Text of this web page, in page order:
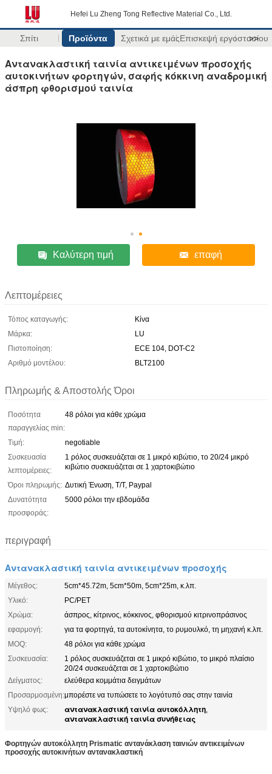
Hefei Lu Zheng Tong Reflective Material Co., Ltd.
Σπίτι Προϊόντα Σχετικά με εμάςΕπισκεψή εργοστασίου
>>
Αντανακλαστική ταινία αντικειμένων προσοχής
αυτοκινήτων φορτηγών, σαφής κόκκινη αναδρομική
άσπρη φθορισμού ταινία
Καλύτερη τιμή επαφή
Λεπτομέρειες
Τόπος καταγωγής:
Κίνα
Μάρκα:
LU
Πιστοποίηση:
ECE 104, DOT-C2
Αριθμό μοντέλου:
BLT2100
Πληρωμής & Αποστολής Όροι
Ποσότητα
παραγγελίας min:
48 ρόλοι για κάθε χρώμα
Τιμή:
negotiable
Συσκευασία
λεπτομέρειες:
1 ρόλος συσκευάζεται σε 1 μικρό κιβώτιο, το 20/24 μικρό
κιβώτιο συσκευάζεται σε 1 χαρτοκιβώτιο
Όροι πληρωμής: Δυτική Ένωση, T/T, Paypal
Δυνατότητα
προσφοράς:
5000 ρόλοι την εβδομάδα
περιγραφή
Αντανακλαστική ταινία αντικειμένων προσοχής
Μέγεθος:
5cm*45.72m, 5cm*50m, 5cm*25m, κ.λπ.
Υλικό:
PC/PET
Χρώμα:
άσπρος, κίτρινος, κόκκινος, φθορισμού κιτρινοπράσινος
εφαρμογή:
για τα φορτηγά, τα αυτοκίνητα, το ρυμουλκό, τη μηχανή κ.λπ.
MOQ:
48 ρόλοι για κάθε χρώμα
Συσκευασία:
1 ρόλος συσκευάζεται σε 1 μικρό κιβώτιο, το μικρό πλαίσιο
20/24 συσκευάζεται σε 1 χαρτοκιβώτιο
Δείγματος:
ελεύθερα κομμάτια δειγμάτων
Προσαρμοσμένη:μπορέστε να τυπώσετε το λογότυπό σας στην ταινία
Υψηλό φως:
αντανακλαστική ταινία αυτοκόλλητη,
αντανακλαστική ταινία συνήθειας
Φορτηγών αυτοκόλλητη Prismatic αντανάκλαση ταινιών αντικειμένων
προσοχής αυτοκινήτων αντανακλαστική